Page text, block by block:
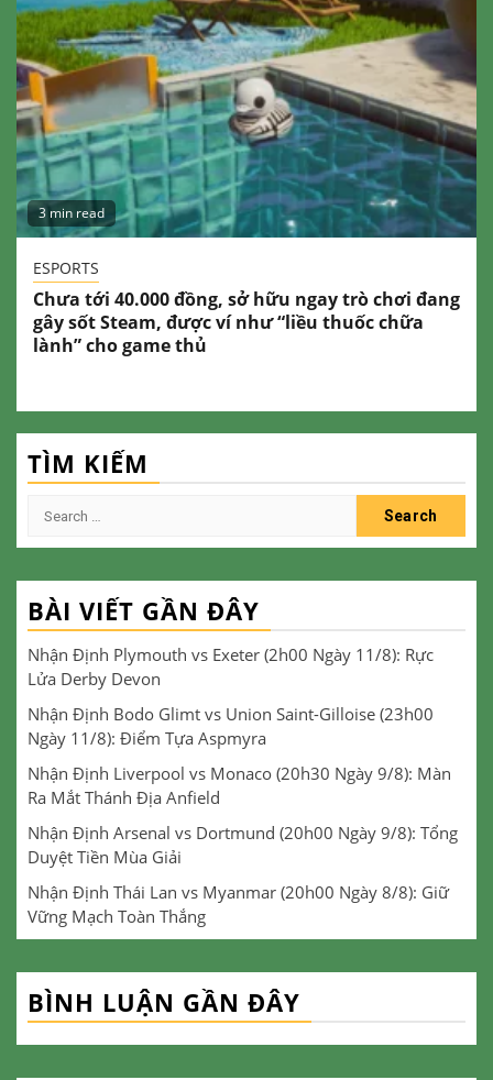
3 min read
ESPORTS
Chưa tới 40.000 đồng, sở hữu ngay trò chơi đang
gây sốt Steam, được ví như “liều thuốc chữa
lành” cho game thủ
TÌM KIẾM
Search
BÀI VIẾT GẦN ĐÂY
Nhận Định Plymouth vs Exeter (2h00 Ngày 11/8): Rực
Lửa Derby Devon
Nhận Định Bodo Glimt vs Union Saint-Gilloise (23h00
Ngày 11/8): Điểm Tựa Aspmyra
Nhận Định Liverpool vs Monaco (20h30 Ngày 9/8): Màn
Ra Mắt Thánh Địa Anfield
Nhận Định Arsenal vs Dortmund (20h00 Ngày 9/8): Tổng
Duyệt Tiền Mùa Giải
Nhận Định Thái Lan vs Myanmar (20h00 Ngày 8/8): Giữ
Vững Mạch Toàn Thắng
BÌNH LUẬN GẦN ĐÂY